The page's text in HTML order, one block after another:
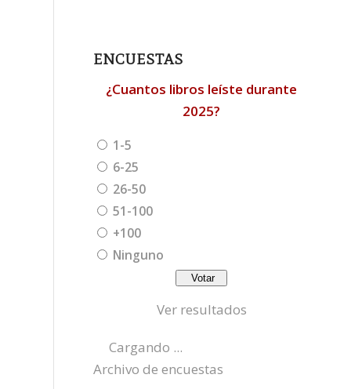
ENCUESTAS
¿Cuantos libros leíste durante
2025?
1-5
6-25
26-50
51-100
+100
Ninguno
Ver resultados
Cargando ...
Archivo de encuestas